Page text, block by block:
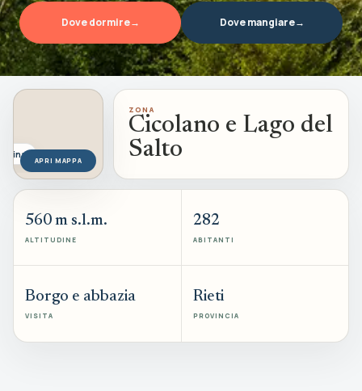
Dove dormire→ Dove mangiare→
APRI MAPPA
ZONA
Cicolano e Lago del
Salto
560 m s.l.m.
ALTITUDINE
282
ABITANTI
Borgo e abbazia
VISITA
Rieti
PROVINCIA